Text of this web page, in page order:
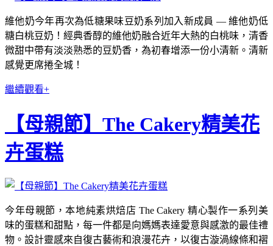
維他奶今年再次為低糖果味豆奶系列加入新成員 — 維他奶低
糖白桃豆奶！經典香醇的維他奶融合近年大熱的白桃味，清香
微甜中帶有淡淡熟悉的豆奶香，為初春增添一份小清新。清新
感覺更席捲全城！
繼續觀看+
【母親節】The Cakery精美花
卉蛋糕
今年母親節，本地純素烘焙店 The Cakery 精心製作一系列美
味的蛋糕和甜點，每一件都是向媽媽表達愛意與感激的最佳禮
物。設計靈感來自復古藝術和浪漫花卉，以復古漩渦線條和褶